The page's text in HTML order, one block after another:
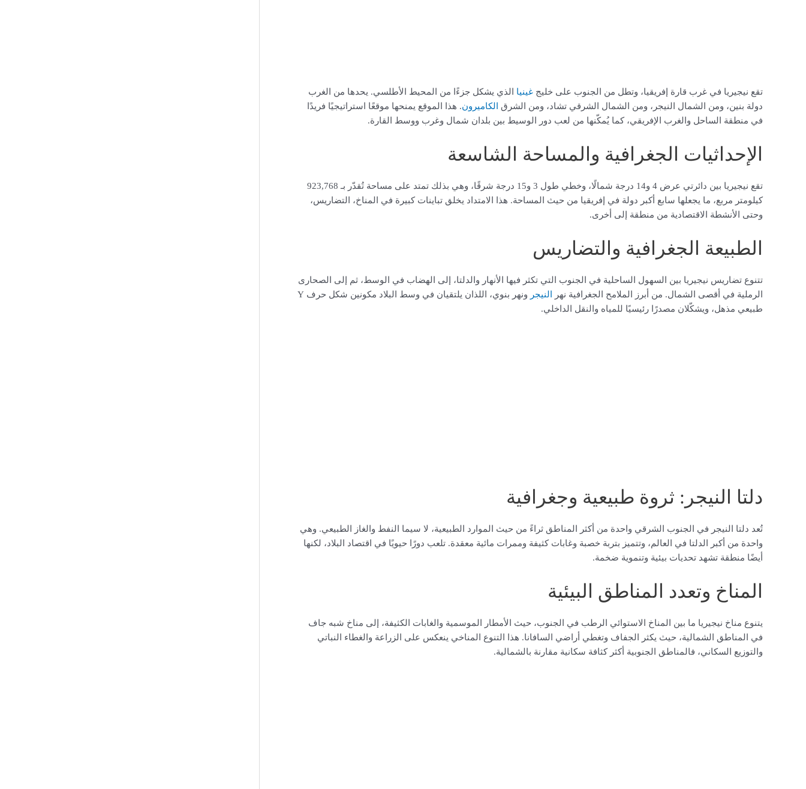
تقع نيجيريا في غرب قارة إفريقيا، وتطل من الجنوب على خليج غينيا الذي يشكل جزءًا من المحيط الأطلسي. يحدها من الغرب
دولة بنين، ومن الشمال النيجر، ومن الشمال الشرقي تشاد، ومن الشرق الكاميرون. هذا الموقع يمنحها موقعًا استراتيجيًا فريدًا
في منطقة الساحل والغرب الإفريقي، كما يُمكّنها من لعب دور الوسيط بين بلدان شمال وغرب ووسط القارة.
الإحداثيات الجغرافية والمساحة الشاسعة
تقع نيجيريا بين دائرتي عرض 4 و14 درجة شمالًا، وخطي طول 3 و15 درجة شرقًا، وهي بذلك تمتد على مساحة تُقدّر بـ 923,768
كيلومتر مربع، ما يجعلها سابع أكبر دولة في إفريقيا من حيث المساحة. هذا الامتداد يخلق تباينات كبيرة في المناخ، التضاريس،
وحتى الأنشطة الاقتصادية من منطقة إلى أخرى.
الطبيعة الجغرافية والتضاريس
تتنوع تضاريس نيجيريا بين السهول الساحلية في الجنوب التي تكثر فيها الأنهار والدلتا، إلى الهضاب في الوسط، ثم إلى الصحارى
الرملية في أقصى الشمال. من أبرز الملامح الجغرافية نهر
النيجر
ونهر بنوي، اللذان يلتقيان في وسط البلاد مكونين شكل حرف Y
طبيعي مذهل، ويشكّلان مصدرًا رئيسيًا للمياه والنقل الداخلي.
دلتا النيجر: ثروة طبيعية وجغرافية
تُعد دلتا النيجر في الجنوب الشرقي واحدة من أكثر المناطق ثراءً من حيث الموارد الطبيعية، لا سيما النفط والغاز الطبيعي. وهي
واحدة من أكبر الدلتا في العالم، وتتميز بتربة خصبة وغابات كثيفة وممرات مائية معقدة. تلعب دورًا حيويًا في اقتصاد البلاد، لكنها
أيضًا منطقة تشهد تحديات بيئية وتنموية ضخمة.
المناخ وتعدد المناطق البيئية
يتنوع مناخ نيجيريا ما بين المناخ الاستوائي الرطب في الجنوب، حيث الأمطار الموسمية والغابات الكثيفة، إلى مناخ شبه جاف
في المناطق الشمالية، حيث يكثر الجفاف وتغطي أراضي السافانا. هذا التنوع المناخي ينعكس على الزراعة والغطاء النباتي
والتوزيع السكاني، فالمناطق الجنوبية أكثر كثافة سكانية مقارنة بالشمالية.